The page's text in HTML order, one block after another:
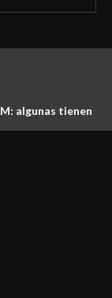
algunas tienen